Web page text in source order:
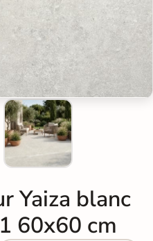
Yaiza blanc
60x60 cm